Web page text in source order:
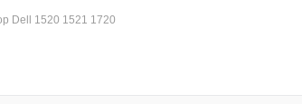
Dell 1520 1521 1720